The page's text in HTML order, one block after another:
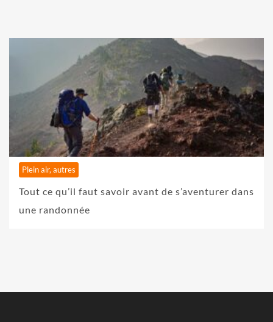
Plein air, autres
Tout ce qu’il faut savoir avant de s’aventurer dans
une randonnée